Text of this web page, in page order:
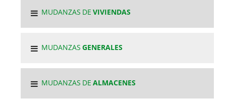
MUDANZAS DEVIVIENDAS
MUDANZASGENERALES
MUDANZAS DEALMACENES